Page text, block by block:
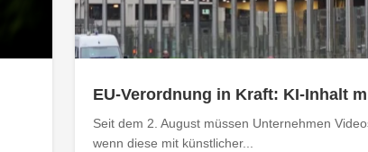
EU-Verordnung in Kraft: KI-Inhalt
Seit dem 2. August müssen Unternehmen
wenn diese mit künstlicher...